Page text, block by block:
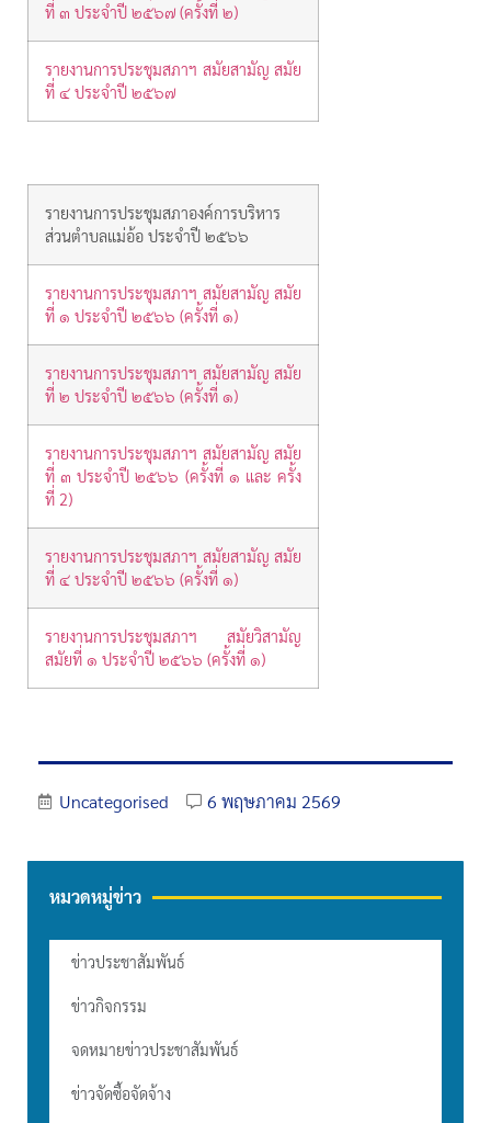
ที่ ๓ ประจำปี ๒๕๖๗ (ครั้งที่ ๒)
รายงานการประชุมสภาฯ สมัยสามัญ สมัย
ที่ ๔ ประจำปี ๒๕๖๗
รายงานการประชุมสภาองค์การบริหาร
ส่วนตำบลแม่อ้อ ประจำปี ๒๕๖๖
รายงานการประชุมสภาฯ สมัยสามัญ สมัย
ที่ ๑ ประจำปี ๒๕๖๖ (ครั้งที่ ๑)
รายงานการประชุมสภาฯ สมัยสามัญ สมัย
ที่ ๒ ประจำปี ๒๕๖๖ (ครั้งที่ ๑)
รายงานการประชุมสภาฯ สมัยสามัญ สมัย
ที่ ๓ ประจำปี ๒๕๖๖ (ครั้งที่ ๑ และ ครั้ง
ที่ 2)
รายงานการประชุมสภาฯ สมัยสามัญ สมัย
ที่ ๔ ประจำปี ๒๕๖๖ (ครั้งที่ ๑)
รายงานการประชุมสภาฯ สมัยวิสามัญ
สมัยที่ ๑ ประจำปี ๒๕๖๖ (ครั้งที่ ๑)
Uncategorised 6 พฤษภาคม 2569
หมวดหมู่ข่าว
ข่าวประชาสัมพันธ์
ข่าวกิจกรรม
จดหมายข่าวประชาสัมพันธ์
ข่าวจัดซื้อจัดจ้าง